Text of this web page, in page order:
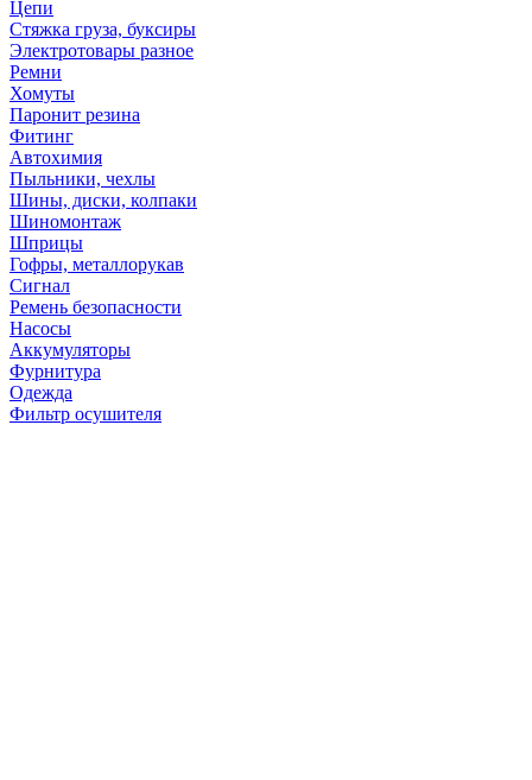
Цепи
Стяжка груза, буксиры
Электротовары разное
Ремни
Хомуты
Паронит резина
Фитинг
Автохимия
Пыльники, чехлы
Шины, диски, колпаки
Шиномонтаж
Шприцы
Гофры, металлорукав
Сигнал
Ремень безопасности
Насосы
Аккумуляторы
Фурнитура
Одежда
Фильтр осушителя